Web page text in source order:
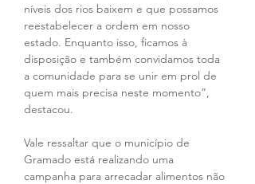
níveis dos rios baixem e que possamos
reestabelecer a ordem em nosso
estado. Enquanto isso, ficamos à
disposição e também convidamos toda
a comunidade para se unir em prol de
quem mais precisa neste momento”,
destacou.
Vale ressaltar que o município de
Gramado está realizando uma
campanha para arrecadar alimentos não